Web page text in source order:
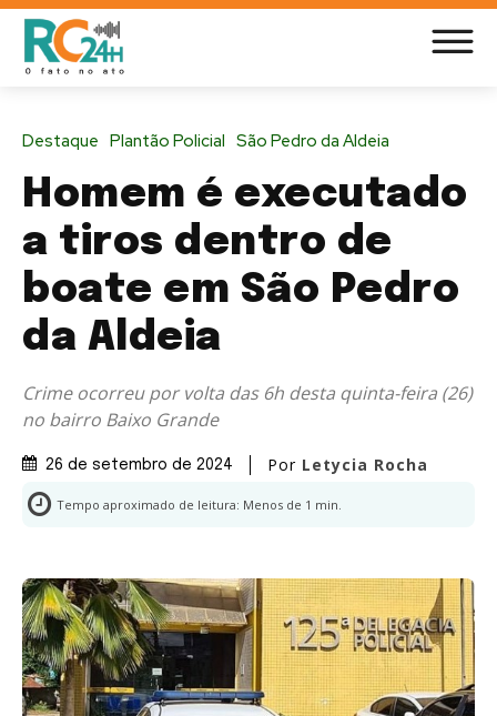
Destaque Plantão Policial São Pedro da Aldeia
Homem é executado
a tiros dentro de
boate em São Pedro
da Aldeia
Crime ocorreu por volta das 6h desta quinta-feira (26)
no bairro Baixo Grande
26 de setembro de 2024 Por Letycia Rocha
Tempo aproximado de leitura: Menos de 1 min.